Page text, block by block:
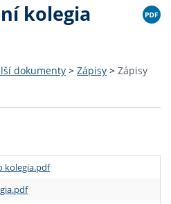
kolegia
dokumenty > Zápisy > Zápisy
kolegia.pdf